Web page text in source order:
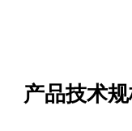
产品技术